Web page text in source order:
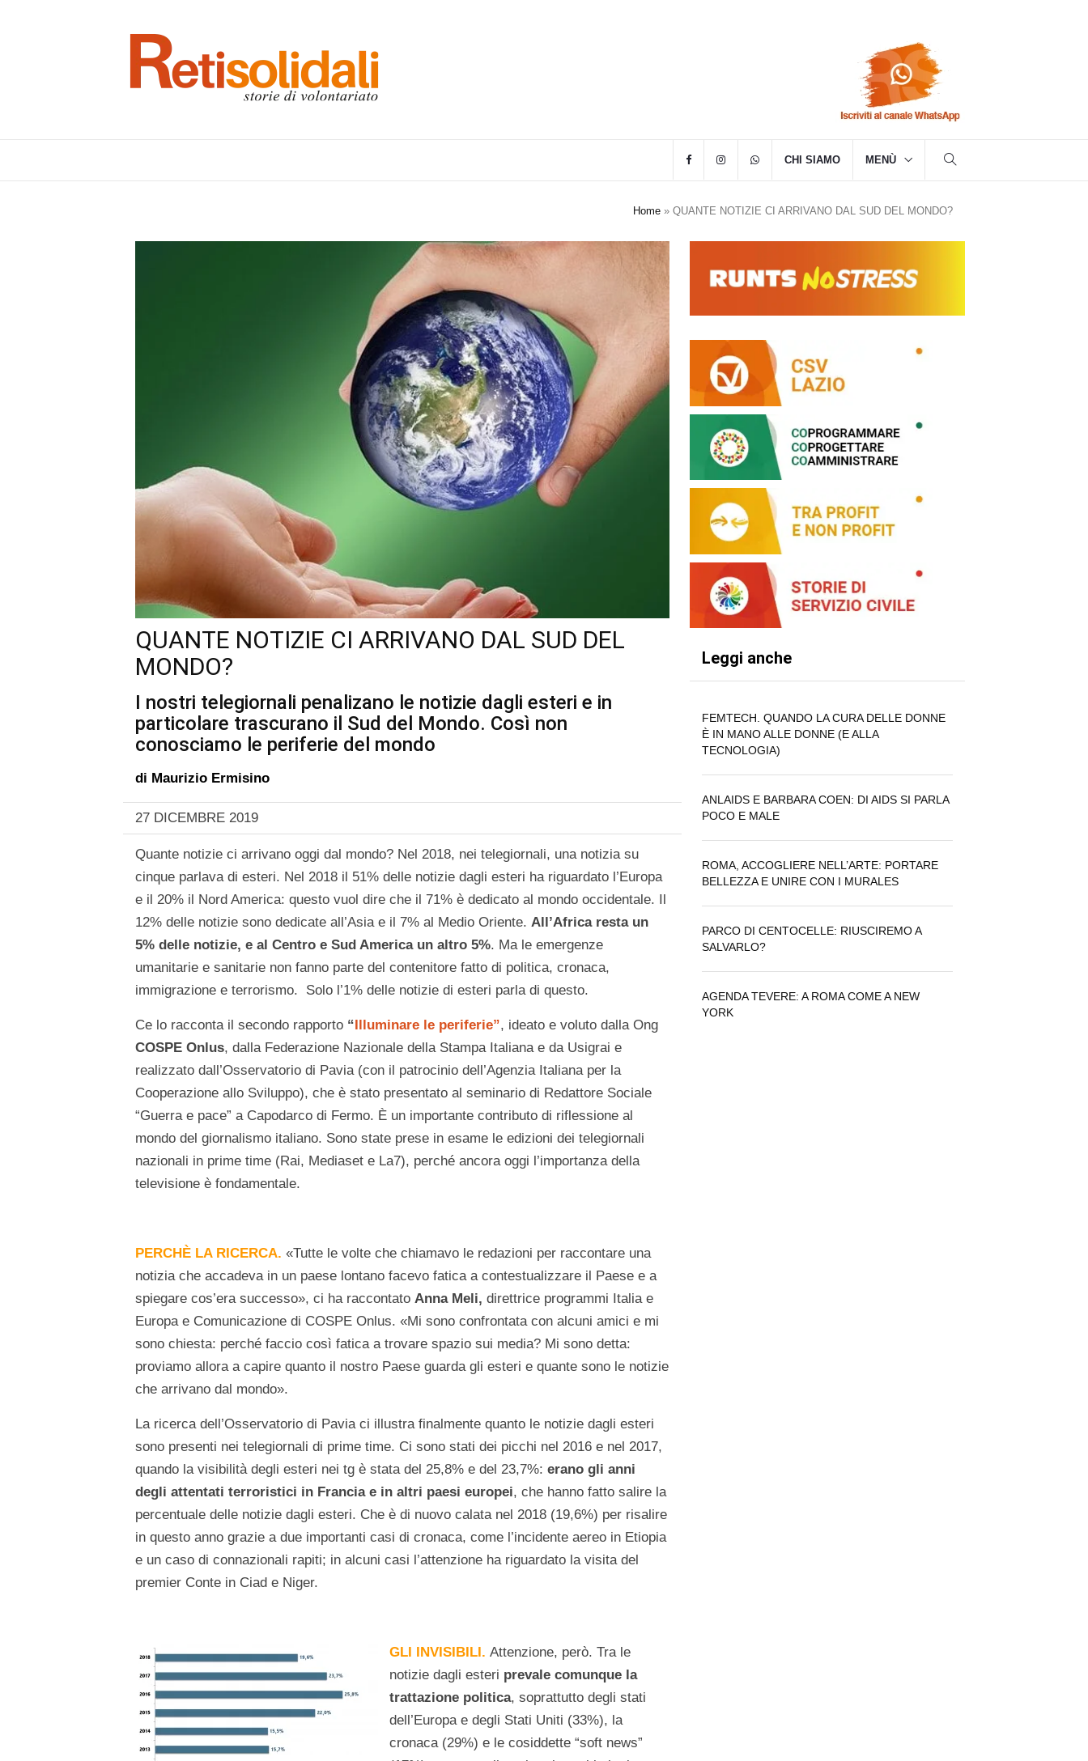
CHI SIAMO MENÙ
Home » QUANTE NOTIZIE CI ARRIVANO DAL SUD DEL MONDO?
QUANTE NOTIZIE CI ARRIVANO DAL SUD DEL
MONDO?
I nostri telegiornali penalizano le notizie dagli esteri e in
particolare trascurano il Sud del Mondo. Così non
conosciamo le periferie del mondo
di Maurizio Ermisino
27 DICEMBRE 2019
Quante notizie ci arrivano oggi dal mondo? Nel 2018, nei telegiornali, una notizia su
cinque parlava di esteri. Nel 2018 il 51% delle notizie dagli esteri ha riguardato l’Europa
e il 20% il Nord America: questo vuol dire che il 71% è dedicato al mondo occidentale. Il
12% delle notizie sono dedicate all’Asia e il 7% al Medio Oriente. All’Africa resta un
5% delle notizie, e al Centro e Sud America un altro 5%. Ma le emergenze
umanitarie e sanitarie non fanno parte del contenitore fatto di politica, cronaca,
immigrazione e terrorismo. Solo l’1% delle notizie di esteri parla di questo.
Ce lo racconta il secondo rapporto “Illuminare le periferie”, ideato e voluto dalla Ong
COSPE Onlus, dalla Federazione Nazionale della Stampa Italiana e da Usigrai e
realizzato dall’Osservatorio di Pavia (con il patrocinio dell’Agenzia Italiana per la
Cooperazione allo Sviluppo), che è stato presentato al seminario di Redattore Sociale
“Guerra e pace” a Capodarco di Fermo. È un importante contributo di riflessione al
mondo del giornalismo italiano. Sono state prese in esame le edizioni dei telegiornali
nazionali in prime time (Rai, Mediaset e La7), perché ancora oggi l’importanza della
televisione è fondamentale.
PERCHÈ LA RICERCA. «Tutte le volte che chiamavo le redazioni per raccontare una
notizia che accadeva in un paese lontano facevo fatica a contestualizzare il Paese e a
spiegare cos’era successo», ci ha raccontato Anna Meli, direttrice programmi Italia e
Europa e Comunicazione di COSPE Onlus. «Mi sono confrontata con alcuni amici e mi
sono chiesta: perché faccio così fatica a trovare spazio sui media? Mi sono detta:
proviamo allora a capire quanto il nostro Paese guarda gli esteri e quante sono le notizie
che arrivano dal mondo».
La ricerca dell’Osservatorio di Pavia ci illustra finalmente quanto le notizie dagli esteri
sono presenti nei telegiornali di prime time. Ci sono stati dei picchi nel 2016 e nel 2017,
quando la visibilità degli esteri nei tg è stata del 25,8% e del 23,7%: erano gli anni
degli attentati terroristici in Francia e in altri paesi europei, che hanno fatto salire la
percentuale delle notizie dagli esteri. Che è di nuovo calata nel 2018 (19,6%) per risalire
in questo anno grazie a due importanti casi di cronaca, come l’incidente aereo in Etiopia
e un caso di connazionali rapiti; in alcuni casi l’attenzione ha riguardato la visita del
premier Conte in Ciad e Niger.
GLI INVISIBILI. Attenzione, però. Tra le
notizie dagli esteri prevale comunque la
trattazione politica, soprattutto degli stati
dell’Europa e degli Stati Uniti (33%), la
cronaca (29%) e le cosiddette “soft news”
Leggi anche
FEMTECH. QUANDO LA CURA DELLE DONNE
È IN MANO ALLE DONNE (E ALLA
TECNOLOGIA)
ANLAIDS E BARBARA COEN: DI AIDS SI PARLA
POCO E MALE
ROMA, ACCOGLIERE NELL’ARTE: PORTARE
BELLEZZA E UNIRE CON I MURALES
PARCO DI CENTOCELLE: RIUSCIREMO A
SALVARLO?
AGENDA TEVERE: A ROMA COME A NEW
YORK